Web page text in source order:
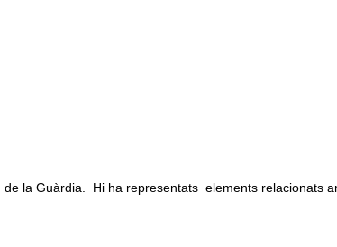
la Guàrdia. Hi ha representats elements relacionats